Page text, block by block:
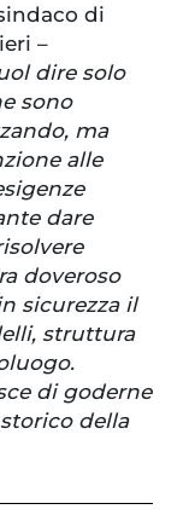
di
–
dire solo
sono
ma
alle
dare
doveroso
sicurezza il
struttura
di goderne
della